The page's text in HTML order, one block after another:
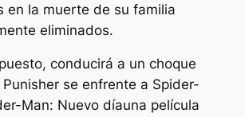
en la muerte de su familia
eliminados.
conducirá a un choque
se enfrente a Spider-
Man: Nuevo díauna película